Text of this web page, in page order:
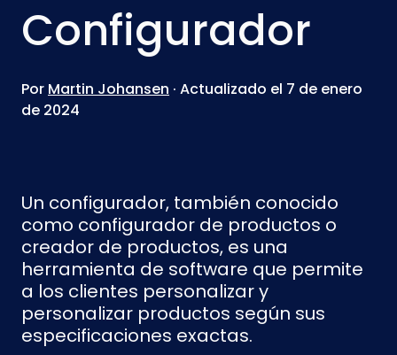
Configurador
Por Martin Johansen · Actualizado el 7 de enero
de 2024
Un configurador, también conocido
como configurador de productos o
creador de productos, es una
herramienta de software que permite
a los clientes personalizar y
personalizar productos según sus
especificaciones exactas.